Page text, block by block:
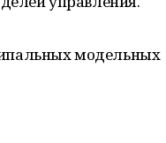
модельных